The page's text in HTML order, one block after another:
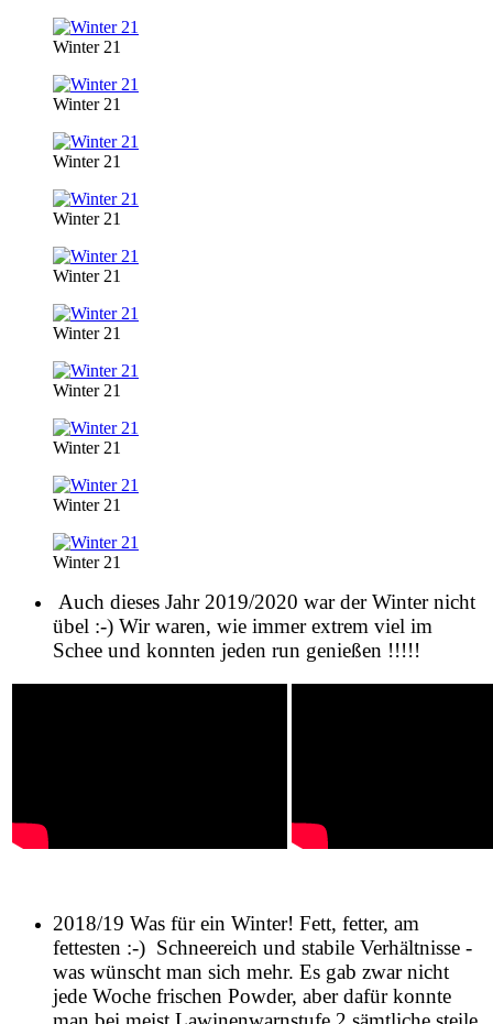
Winter 21
Winter 21
Winter 21
Winter 21
Winter 21
Winter 21
Winter 21
Winter 21
Winter 21
Winter 21
Auch dieses Jahr 2019/2020 war der Winter nicht
übel :-) Wir waren, wie immer extrem viel im
Schee und konnten jeden run genießen !!!!!
2018/19 Was für ein Winter! Fett, fetter, am
fettesten :-) Schneereich und stabile Verhältnisse -
was wünscht man sich mehr. Es gab zwar nicht
jede Woche frischen Powder, aber dafür konnte